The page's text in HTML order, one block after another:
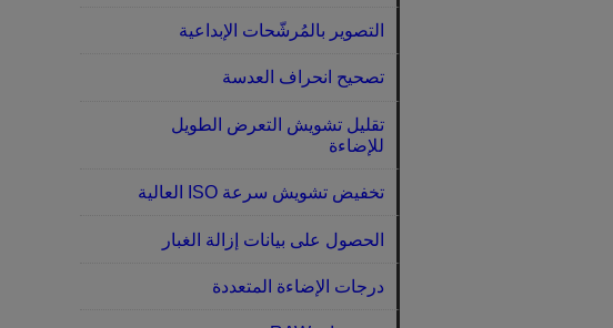
التصوير بالمُرشّحات الإبداعية
تصحيح انحراف العدسة
تقليل تشويش التعرض الطويل
للإضاءة
تخفيض تشويش سرعة ISO العالية
الحصول على بيانات إزالة الغبار
درجات الإضاءة المتعددة